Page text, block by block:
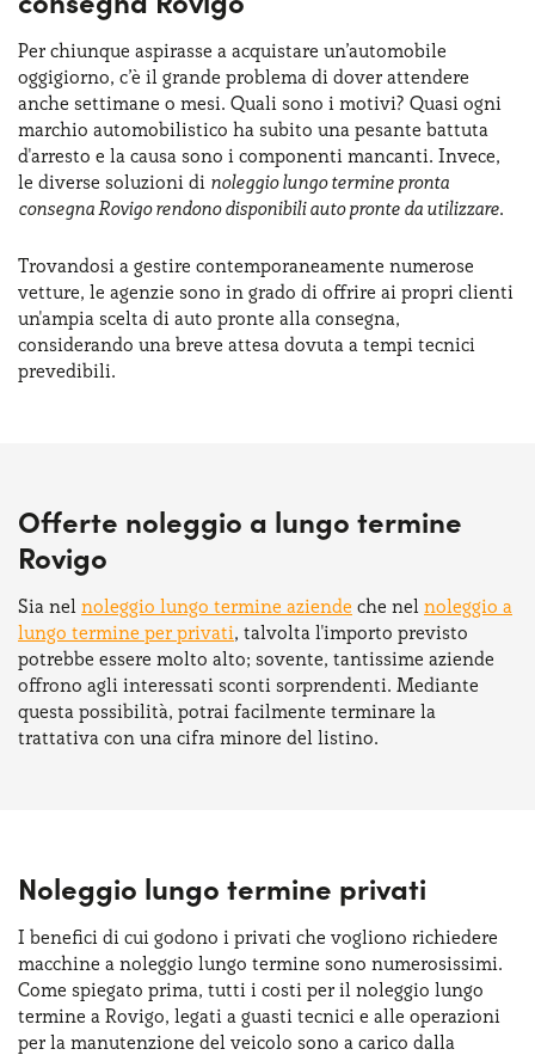
Per chiunque aspirasse a acquistare un’automobile
oggigiorno, c’è il grande problema di dover attendere
anche settimane o mesi. Quali sono i motivi? Quasi ogni
marchio automobilistico ha subito una pesante battuta
d'arresto e la causa sono i componenti mancanti. Invece,
le diverse soluzioni di noleggio lungo termine pronta
consegna Rovigo rendono disponibili auto pronte da utilizzare.
Trovandosi a gestire contemporaneamente numerose
vetture, le agenzie sono in grado di offrire ai propri clienti
un'ampia scelta di auto pronte alla consegna,
considerando una breve attesa dovuta a tempi tecnici
prevedibili.
Offerte noleggio a lungo termine
Rovigo
Sia nel noleggio lungo termine aziende che nel noleggio a
lungo termine per privati, talvolta l'importo previsto
potrebbe essere molto alto; sovente, tantissime aziende
offrono agli interessati sconti sorprendenti. Mediante
questa possibilità, potrai facilmente terminare la
trattativa con una cifra minore del listino.
Noleggio lungo termine privati
I benefici di cui godono i privati che vogliono richiedere
macchine a noleggio lungo termine sono numerosissimi.
Come spiegato prima, tutti i costi per il noleggio lungo
termine a Rovigo, legati a guasti tecnici e alle operazioni
per la manutenzione del veicolo sono a carico dalla